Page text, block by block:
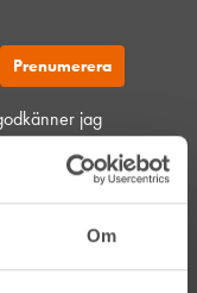
Om
jag